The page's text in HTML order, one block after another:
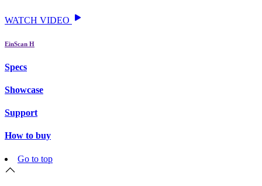
WATCH VIDEO
EinScan H
Specs
Showcase
Support
How to buy
Go to top